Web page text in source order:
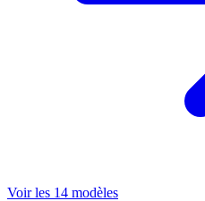
Voir les 14 modèles